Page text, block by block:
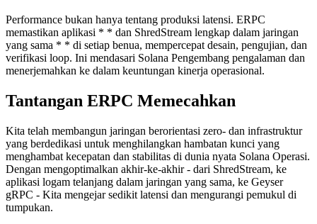
Performance bukan hanya tentang produksi latensi. ERPC
memastikan aplikasi * * dan ShredStream lengkap dalam jaringan
yang sama * * di setiap benua, mempercepat desain, pengujian, dan
verifikasi loop. Ini mendasari Solana Pengembang pengalaman dan
menerjemahkan ke dalam keuntungan kinerja operasional.
Tantangan ERPC Memecahkan
Kita telah membangun jaringan berorientasi zero- dan infrastruktur
yang berdedikasi untuk menghilangkan hambatan kunci yang
menghambat kecepatan dan stabilitas di dunia nyata Solana Operasi.
Dengan mengoptimalkan akhir-ke-akhir - dari ShredStream, ke
aplikasi logam telanjang dalam jaringan yang sama, ke Geyser
gRPC - Kita mengejar sedikit latensi dan mengurangi pemukul di
tumpukan.